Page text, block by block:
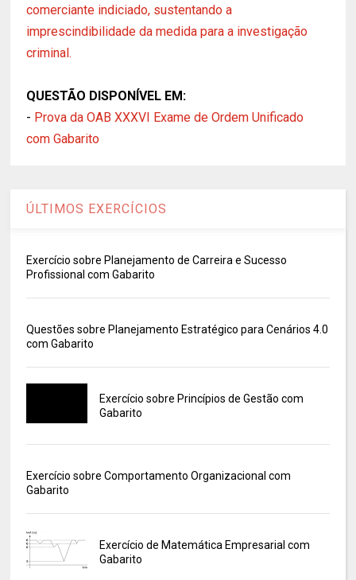
comerciante indiciado, sustentando a
imprescindibilidade da medida para a investigação
criminal.
QUESTÃO DISPONÍVEL EM:
- Prova da OAB XXXVI Exame de Ordem Unificado
com Gabarito
ÚLTIMOS EXERCÍCIOS
Exercício sobre Planejamento de Carreira e Sucesso
Profissional com Gabarito
Questões sobre Planejamento Estratégico para Cenários 4.0
com Gabarito
Exercício sobre Princípios de Gestão com
Gabarito
Exercício sobre Comportamento Organizacional com
Gabarito
Exercício de Matemática Empresarial com
Gabarito